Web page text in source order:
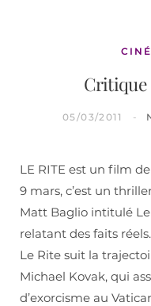
Critique
05/03/2011
LE RITE est un film
9 mars, c’est un
Matt Baglio intitulé
relatant des faits
Le Rite suit la
Michael Kovak, qui
d’exorcisme au